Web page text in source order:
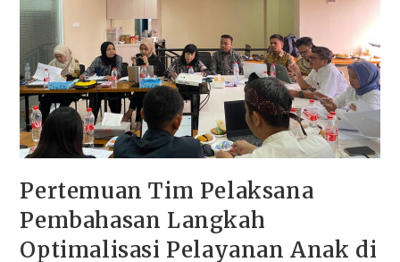
Pertemuan Tim Pelaksana
Pembahasan Langkah
Optimalisasi Pelayanan Anak di